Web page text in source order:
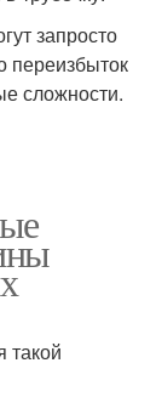
запросто
переизбыток
сложности.
такой